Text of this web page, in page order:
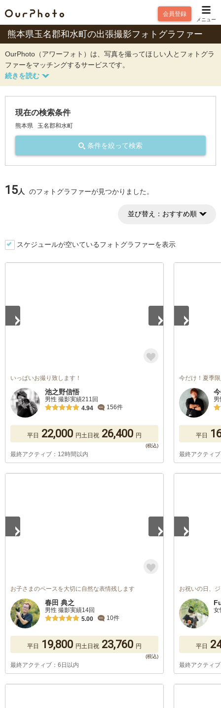
会員登録
メニュー
熊本県玉名郡和水町の出張撮影フォトグラファー
OurPhoto（アワーフォト）は、写真を撮ってほしい人とフォトグラ
ファーをマッチングするサービスです。
現在の検索条件
熊本県 玉名郡和水町
条件を絞って検索
15人 のフォトグラファーが見つかりました。
並び替え： おすすめ順
スケジュールが空いているフォトグラファーを表示
いっぱいお撮り致します！
池之野信悟
男性 撮影実績211回
4.94
156件
平日 22,000 円土日祝 26,400 円
最終アクティブ：12時間以内
今だけ！夏季
平日
最終アクティ
お子さまのペースを大切に自然な表情残します
春田 典之
男性 撮影実績14回
5.00
10件
平日 19,800 円土日祝 23,760 円
最終アクティブ：6日以内
お祝いの日、
女
平日
最終アクティ